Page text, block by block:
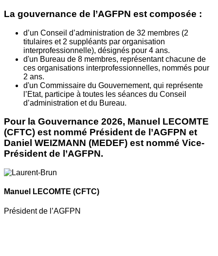
La gouvernance de l’AGFPN est composée :
d’un Conseil d’administration de 32 membres (2
titulaires et 2 suppléants par organisation
interprofessionnelle), désignés pour 4 ans.
d'un Bureau de 8 membres, représentant chacune de
ces organisations interprofessionnelles, nommés pour
2 ans.
d'un Commissaire du Gouvernement, qui représente
l’Etat, participe à toutes les séances du Conseil
d’administration et du Bureau.
Pour la Gouvernance 2026, Manuel LECOMTE
(CFTC) est nommé Président de l’AGFPN et
Daniel WEIZMANN (MEDEF) est nommé Vice-
Président de l’AGFPN.
Manuel LECOMTE (CFTC)
Président de l’AGFPN